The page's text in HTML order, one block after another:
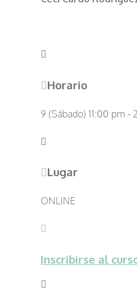
Horario
9 (Sábado) 11:00 pm -
Lugar
ONLINE
Inscribirse al